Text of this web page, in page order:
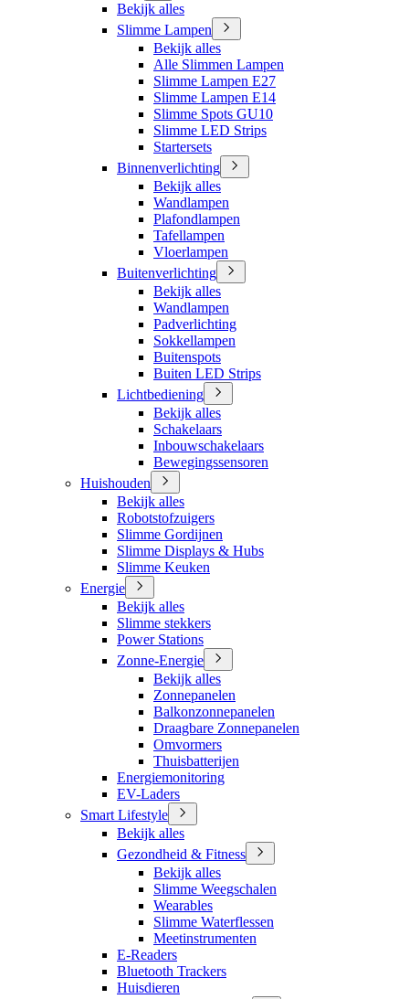
Bekijk alles
Slimme Lampen
Bekijk alles
Alle Slimmen Lampen
Slimme Lampen E27
Slimme Lampen E14
Slimme Spots GU10
Slimme LED Strips
Startersets
Binnenverlichting
Bekijk alles
Wandlampen
Plafondlampen
Tafellampen
Vloerlampen
Buitenverlichting
Bekijk alles
Wandlampen
Padverlichting
Sokkellampen
Buitenspots
Buiten LED Strips
Lichtbediening
Bekijk alles
Schakelaars
Inbouwschakelaars
Bewegingssensoren
Huishouden
Bekijk alles
Robotstofzuigers
Slimme Gordijnen
Slimme Displays & Hubs
Slimme Keuken
Energie
Bekijk alles
Slimme stekkers
Power Stations
Zonne-Energie
Bekijk alles
Zonnepanelen
Balkonzonnepanelen
Draagbare Zonnepanelen
Omvormers
Thuisbatterijen
Energiemonitoring
EV-Laders
Smart Lifestyle
Bekijk alles
Gezondheid & Fitness
Bekijk alles
Slimme Weegschalen
Wearables
Slimme Waterflessen
Meetinstrumenten
E-Readers
Bluetooth Trackers
Huisdieren